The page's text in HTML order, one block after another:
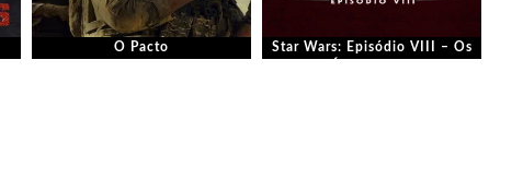
O Pacto
Star Wars: Episódio VIII – Os